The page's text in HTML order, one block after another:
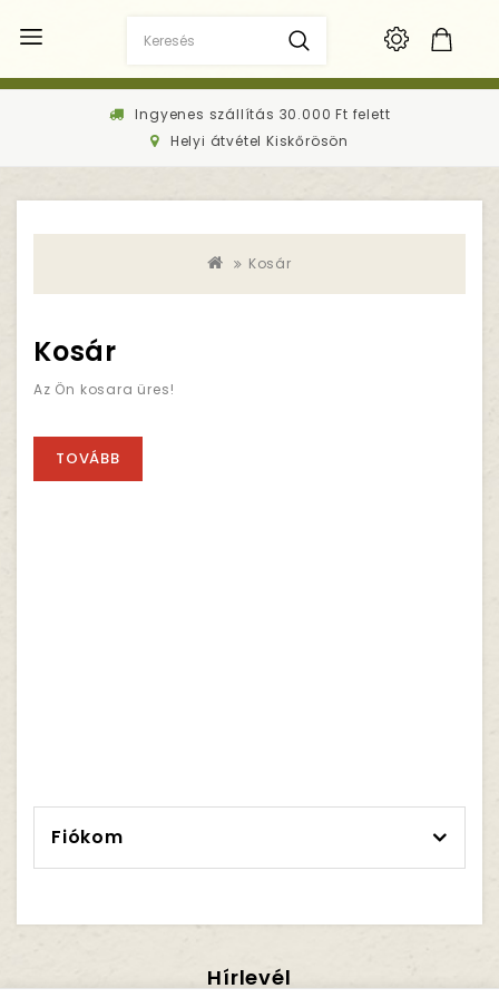
Ingyenes szállítás 30.000 Ft felett
Helyi átvétel Kiskőrösön
Kosár
Kosár
Az Ön kosara üres!
TOVÁBB
Fiókom
Hírlevél